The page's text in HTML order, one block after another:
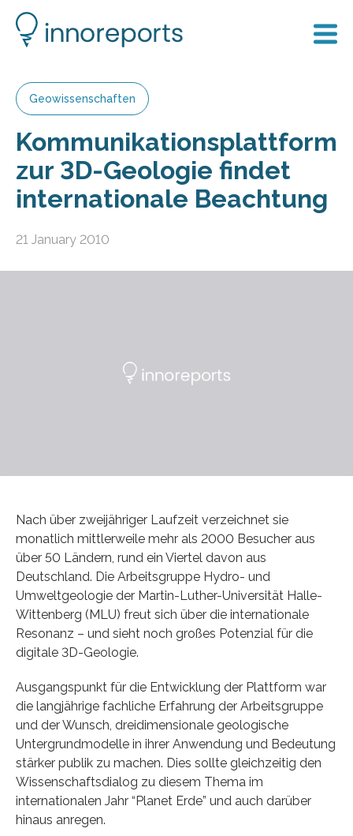
Geowissenschaften
Kommunikationsplattform
zur 3D-Geologie findet
internationale Beachtung
21 January 2010
Nach über zweijähriger Laufzeit verzeichnet sie
monatlich mittlerweile mehr als 2000 Besucher aus
über 50 Ländern, rund ein Viertel davon aus
Deutschland. Die Arbeitsgruppe Hydro- und
Umweltgeologie der Martin-Luther-Universität Halle-
Wittenberg (MLU) freut sich über die internationale
Resonanz – und sieht noch großes Potenzial für die
digitale 3D-Geologie.
Ausgangspunkt für die Entwicklung der Plattform war
die langjährige fachliche Erfahrung der Arbeitsgruppe
und der Wunsch, dreidimensionale geologische
Untergrundmodelle in ihrer Anwendung und Bedeutung
stärker publik zu machen. Dies sollte gleichzeitig den
Wissenschaftsdialog zu diesem Thema im
internationalen Jahr “Planet Erde” und auch darüber
hinaus anregen.